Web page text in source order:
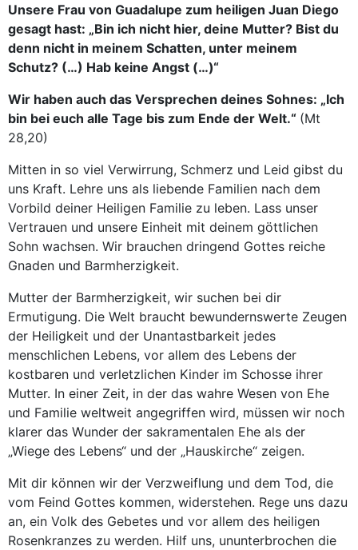
Unsere Frau von Guadalupe zum heiligen Juan Diego
gesagt hast: „Bin ich nicht hier, deine Mutter? Bist du
denn nicht in meinem Schatten, unter meinem
Schutz? (…) Hab keine Angst (…)“
Wir haben auch das Versprechen deines Sohnes: „Ich
bin bei euch alle Tage bis zum Ende der Welt.“ (Mt
28,20)
Mitten in so viel Verwirrung, Schmerz und Leid gibst du
uns Kraft. Lehre uns als liebende Familien nach dem
Vorbild deiner Heiligen Familie zu leben. Lass unser
Vertrauen und unsere Einheit mit deinem göttlichen
Sohn wachsen. Wir brauchen dringend Gottes reiche
Gnaden und Barmherzigkeit.
Mutter der Barmherzigkeit, wir suchen bei dir
Ermutigung. Die Welt braucht bewundernswerte Zeugen
der Heiligkeit und der Unantastbarkeit jedes
menschlichen Lebens, vor allem des Lebens der
kostbaren und verletzlichen Kinder im Schosse ihrer
Mutter. In einer Zeit, in der das wahre Wesen von Ehe
und Familie weltweit angegriffen wird, müssen wir noch
klarer das Wunder der sakramentalen Ehe als der
„Wiege des Lebens“ und der „Hauskirche“ zeigen.
Mit dir können wir der Verzweiflung und dem Tod, die
vom Feind Gottes kommen, widerstehen. Rege uns dazu
an, ein Volk des Gebetes und vor allem des heiligen
Rosenkranzes zu werden. Hilf uns, ununterbrochen die